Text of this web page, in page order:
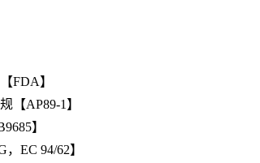
FDA】
【AP89-1】
】
EC 94/62】